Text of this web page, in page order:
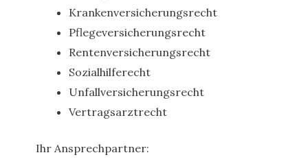
Krankenversicherungsrecht
Pflegeversicherungsrecht
Rentenversicherungsrecht
Sozialhilferecht
Unfallversicherungsrecht
Vertragsarztrecht
Ihr Ansprechpartner: